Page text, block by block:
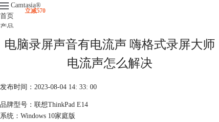
Camtasia®
首页
产品
下载
升级
立减570
电脑录屏声音有电流声 嗨格式录屏大师
电流声怎么解决
发布时间：2023-08-04 14: 33: 00
品牌型号：联想ThinkPad E14
系统：Windows 10家庭版